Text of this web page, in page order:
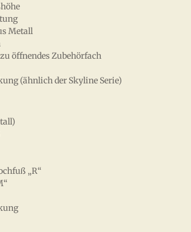
Metall
öffnendes Zubehörfach
(ähnlich der Skyline Serie)
„R“